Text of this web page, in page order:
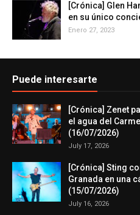
[Crónica] Glen
en su único
Enero 27, 2023
Puede interesarte
[Crónica] Zenet
el agua del
(16/07/2026)
July 17, 2026
[Crónica] Sting
Granada en una
(15/07/2026)
July 16, 2026